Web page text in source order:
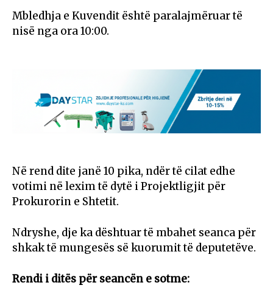
Mbledhja e Kuvendit është paralajmëruar të
nisë nga ora 10:00.
Në rend dite janë 10 pika, ndër të cilat edhe
votimi në lexim të dytë i Projektligjit për
Prokurorin e Shtetit.
Ndryshe, dje ka dështuar të mbahet seanca për
shkak të mungesës së kuorumit të deputetëve.
Rendi i ditës për seancën e sotme: